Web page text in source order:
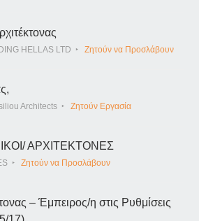
HELLAS LTD Ζητούν να Προσλάβουν
Architects Ζητούν Εργασία
ΑΡΧΙΤΕΚΤΟΝΕΣ
Ζητούν να Προσλάβουν
– Έμπειρος/η στις Ρυθμίσεις